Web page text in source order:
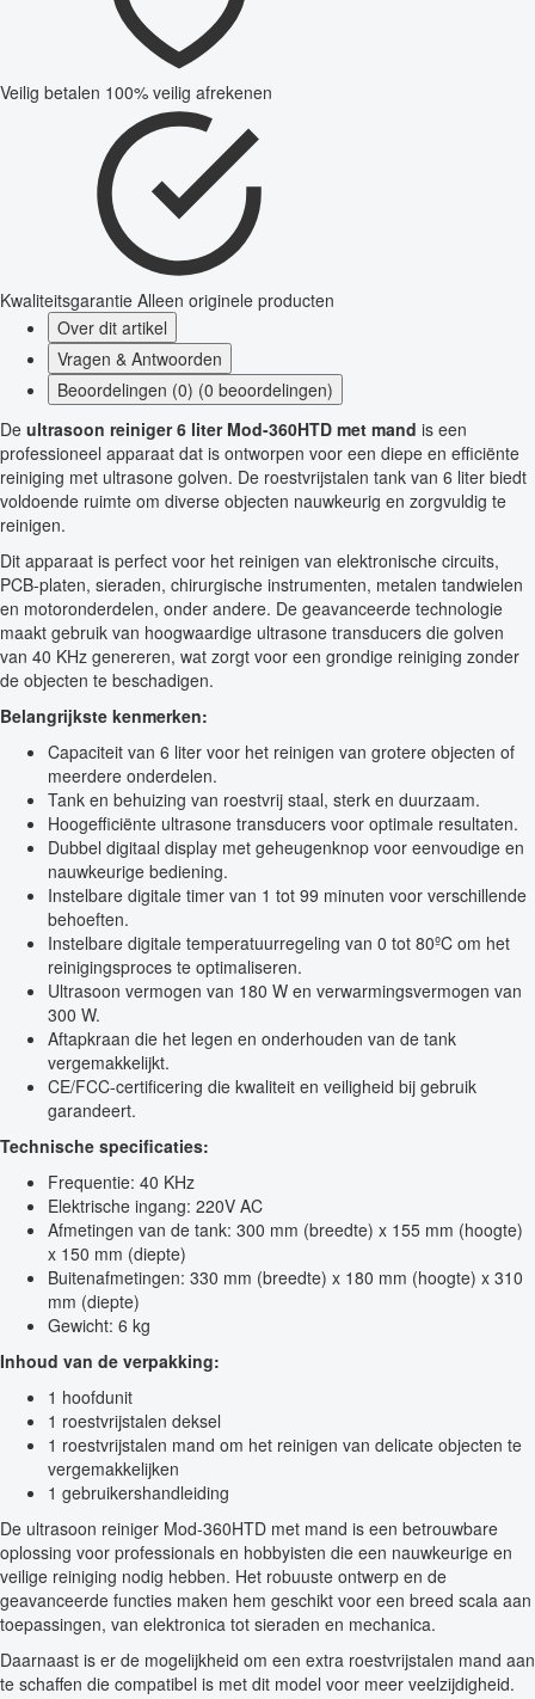
Veilig betalen 100% veilig afrekenen
Kwaliteitsgarantie Alleen originele producten
Over dit artikel
Vragen & Antwoorden
Beoordelingen (0) (0 beoordelingen)
De ultrasoon reiniger 6 liter Mod-360HTD met mand is een
professioneel apparaat dat is ontworpen voor een diepe en efficiënte
reiniging met ultrasone golven. De roestvrijstalen tank van 6 liter biedt
voldoende ruimte om diverse objecten nauwkeurig en zorgvuldig te
reinigen.
Dit apparaat is perfect voor het reinigen van elektronische circuits,
PCB-platen, sieraden, chirurgische instrumenten, metalen tandwielen
en motoronderdelen, onder andere. De geavanceerde technologie
maakt gebruik van hoogwaardige ultrasone transducers die golven
van 40 KHz genereren, wat zorgt voor een grondige reiniging zonder
de objecten te beschadigen.
Belangrijkste kenmerken:
Capaciteit van 6 liter voor het reinigen van grotere objecten of
meerdere onderdelen.
Tank en behuizing van roestvrij staal, sterk en duurzaam.
Hoogefficiënte ultrasone transducers voor optimale resultaten.
Dubbel digitaal display met geheugenknop voor eenvoudige en
nauwkeurige bediening.
Instelbare digitale timer van 1 tot 99 minuten voor verschillende
behoeften.
Instelbare digitale temperatuurregeling van 0 tot 80ºC om het
reinigingsproces te optimaliseren.
Ultrasoon vermogen van 180 W en verwarmingsvermogen van
300 W.
Aftapkraan die het legen en onderhouden van de tank
vergemakkelijkt.
CE/FCC-certificering die kwaliteit en veiligheid bij gebruik
garandeert.
Technische specificaties:
Frequentie: 40 KHz
Elektrische ingang: 220V AC
Afmetingen van de tank: 300 mm (breedte) x 155 mm (hoogte)
x 150 mm (diepte)
Buitenafmetingen: 330 mm (breedte) x 180 mm (hoogte) x 310
mm (diepte)
Gewicht: 6 kg
Inhoud van de verpakking:
1 hoofdunit
1 roestvrijstalen deksel
1 roestvrijstalen mand om het reinigen van delicate objecten te
vergemakkelijken
1 gebruikershandleiding
De ultrasoon reiniger Mod-360HTD met mand is een betrouwbare
oplossing voor professionals en hobbyisten die een nauwkeurige en
veilige reiniging nodig hebben. Het robuuste ontwerp en de
geavanceerde functies maken hem geschikt voor een breed scala aan
toepassingen, van elektronica tot sieraden en mechanica.
Daarnaast is er de mogelijkheid om een extra roestvrijstalen mand aan
te schaffen die compatibel is met dit model voor meer veelzijdigheid.